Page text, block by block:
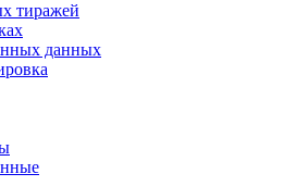
тиражей
данных